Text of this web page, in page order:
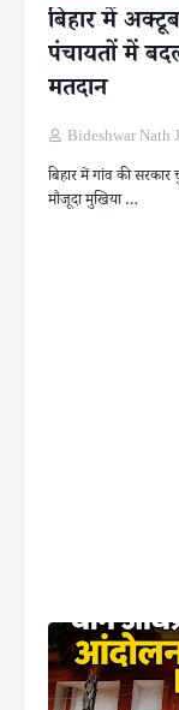
बिहार में
पंचायतों में
मतदान
Bideshwar Nath
बिहार में गांव की
मौजूदा मुखिया …